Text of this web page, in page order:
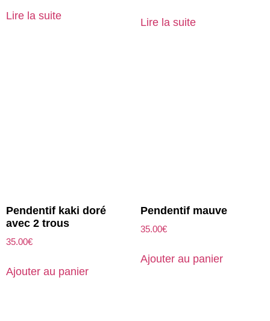
Lire la suite
Lire la suite
Pendentif kaki doré
avec 2 trous
35.00€
Ajouter au panier
Pendentif mauve
35.00€
Ajouter au panier